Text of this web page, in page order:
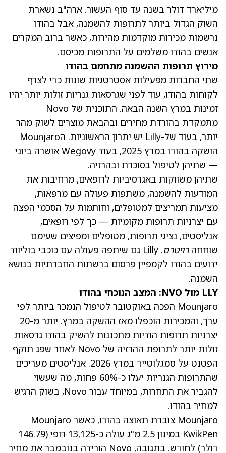
מיליארד דולר בשנה עד סוף העשור. ארה"ב נשארת
השוק הגדול ביותר לתרופות להשמנה, אבל בהודו
נרשמות מכירות מוקדמות מהירות, כאשר ברוב המקרים
אנשים בהודו משלמים על התרופות מכיסם.
מירוץ תרופות ההשמנה מתחמם בהודו
שתי החברות מפעילות אסטרטגיות שונות כדי לצרף
לקוחות בהודו, עוד לפני שגרסאות גנריות זולות יותר יהיו
זמינות במרץ השנה הבאה. התוכנית של Novo
מתמקדת בהורדת מחירים ובהבאת מוצרים לשוק מהר
יותר, בעוד של-Lilly יש יתרון הראשוניות. הMounjaro
הושקה בהודו במרץ 2025, בעוד Wegovy אושרה ביוני
— שתיהן לטיפול בסוכרת ובהרזיה.
שתיהן משווקות באגרסיביות לרופאים, מרחיבות את
המודעות להשמנה, משתפות פעולה עם מרפאות,
מציעות תמריצים למטופלים, וחותמות על הסכמי הפצה
עם יצרניות תרופות מקומיות — כך לפי רופאים,
אנליסטים, נציגי תרופות, מטופלים ומפיצים שעימם
שוחחהרויטרס
. Lilly גם שיתפה פעולה עם כוכבי בוליווד
ידועים בהודו לקמפיין פרסום ברשתות החברתיות בנושא
השמנה.
LLY מול NVO: המצב הנוכחי בהודו
Mounjaro הפכה באוקטובר לטיפול הנמכר ביותר לפי
ערך, והמכירות הוכפלו מאז ההשקה במרץ. יותר מ-20
יצרניות תרופות הודיות מתכננות להשיק בהודו גרסאות
זולות יותר לתרופת ההרזיה של Novo לאחר שפג תוקף
הפטנט על סמגלוטייד במרץ 2026. אנליסטים מעריכים
שהתרופות הגנריות יעלו כ-60% פחות, מה שעשוי
להגביר את התחרות, במיוחד עבור Novo, בשוק הרגיש
למחיר בהודו.
Mounjaro צוברת תאוצה בהודו, כאשר Mounjaro
KwikPen במינון 2.5 מ"ג עולה כ-13,125 רופי (146.79
דולר) לחודש. בתגובה, Novo הורידה בנובמבר את מחיר